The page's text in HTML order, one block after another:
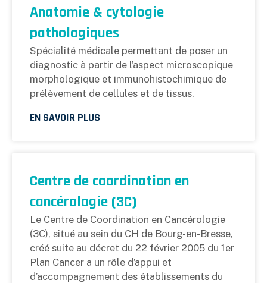
Anatomie & cytologie
pathologiques
Spécialité médicale permettant de poser un
diagnostic à partir de l’aspect microscopique
morphologique et immunohistochimique de
prélèvement de cellules et de tissus.
EN SAVOIR PLUS
Centre de coordination en
cancérologie (3C)
Le Centre de Coordination en Cancérologie
(3C), situé au sein du CH de Bourg-en-Bresse,
créé suite au décret du 22 février 2005 du 1er
Plan Cancer a un rôle d’appui et
d’accompagnement des établissements du